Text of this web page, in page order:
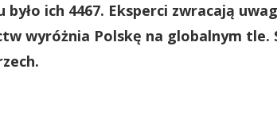
było ich 4467. Eksperci zwracają
wyróżnia Polskę na globalnym tle.